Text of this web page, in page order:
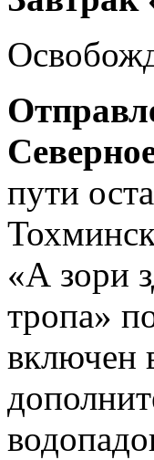
пути
«А зори
тропа»
включен